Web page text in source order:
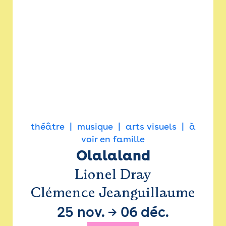
théâtre musique arts visuels
à
voir en famille
Olalaland
Lionel Dray
Clémence Jeanguillaume
25 nov. → 06 déc.